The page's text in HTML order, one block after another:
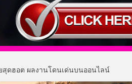
สุดฮอต ผลงานโดนเด่นบนออนไลน์